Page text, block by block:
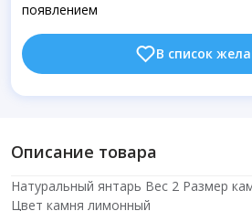
появлением
В список
Описание товара
Натуральный янтарь Вес 2 Размер
Цвет камня лимонный